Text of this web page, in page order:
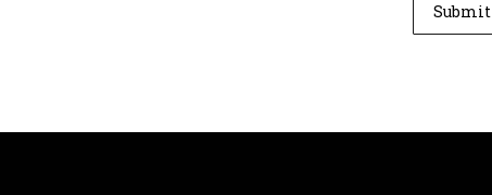
Submit